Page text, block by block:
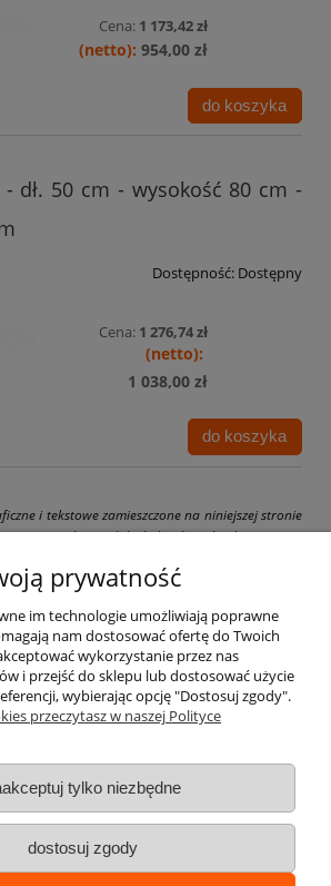
Cena: 1 173,42 zł
954,00 zł
do koszyka
dł. 50 cm - wysokość 80 cm -
Dostępność: Dostępny
Cena: 1 276,74 zł
1 038,00 zł
do koszyka
i tekstowe zamieszczone na niniejszej stronie
autorskimi. Jakiekolwiek ich kopiowanie
do odpowiedzialności karnej i cywilnej.
Pomoc
Informacje
prywatność
im technologie umożliwiają poprawne
nam dostosować ofertę do Twoich
wykorzystanie przez nas
i przejść do sklepu lub dostosować użycie
wybierając opcję "Dostosuj zgody".
przeczytasz w naszej Polityce
tylko niezbędne
dostosuj zgody